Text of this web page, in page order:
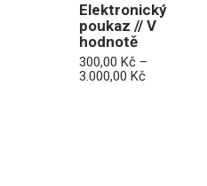
Elektronický
poukaz // V
hodnotě
300,00 Kč –
3.000,00 KčRozpětí